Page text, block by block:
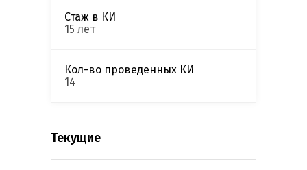
Стаж в КИ
15 лет
Кол-во проведенных КИ
14
Текущие